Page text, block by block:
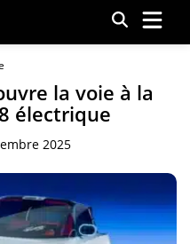
Menu
la voie à la
électrique
2025